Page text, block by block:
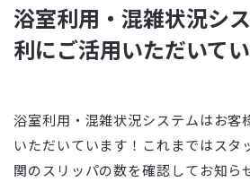
浴室利用・混雑状況シ
利にご活用いただいて
浴室利用・混雑状況システムはお客
いただいています！これまではスタ
関のスリッパの数を確認してお知ら